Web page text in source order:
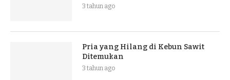
3 tahun ago
Pria yang Hilang di Kebun Sawit
Ditemukan
3 tahun ago